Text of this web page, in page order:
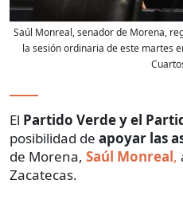
Saúl Monreal, senador de Morena,
la sesión ordinaria de este martes
El Partido Verde y el
posibilidad de apoyar las
de Morena, Saúl Monreal,
Zacatecas.